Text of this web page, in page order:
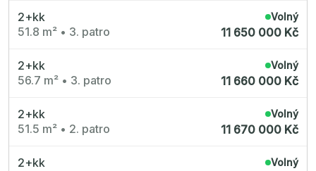
2+kk
51.8 m² • 3. patro
Volný
11 650 000 Kč
2+kk
56.7 m² • 3. patro
Volný
11 660 000 Kč
2+kk
51.5 m² • 2. patro
Volný
11 670 000 Kč
2+kk
Volný